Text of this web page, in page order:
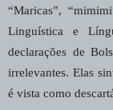
“Maricas”,
Linguística e
declarações de
irrelevantes. Elas
é vista como